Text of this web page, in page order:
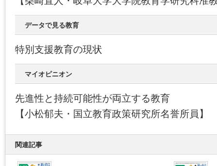
データで見る教育
特別支援教育の現状
マイオピニオン
先進性と持続可能性が両立する教育
【小松郁夫・国立教育政策研究所名誉所員】
関連記事